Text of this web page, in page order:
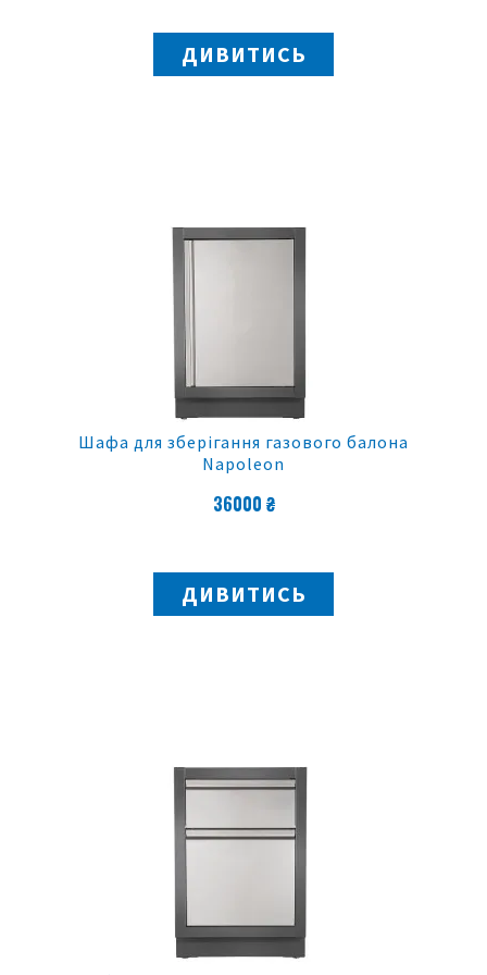
ДИВИТИСЬ
Шафа для зберігання газового балона
Napoleon
36000 ₴
ДИВИТИСЬ